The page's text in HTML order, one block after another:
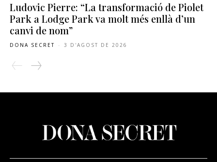
Ludovic Pierre: “La transformació de Piolet
Park a Lodge Park va molt més enllà d’un
canvi de nom”
DONA SECRET - 3 D'AGOST DE 2026